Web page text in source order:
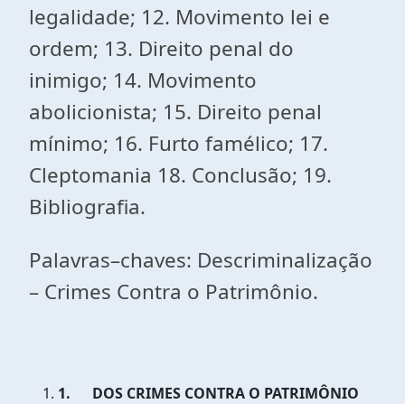
legalidade; 12. Movimento lei e
ordem; 13. Direito penal do
inimigo; 14. Movimento
abolicionista; 15. Direito penal
mínimo; 16. Furto famélico; 17.
Cleptomania 18. Conclusão; 19.
Bibliografia.
Palavras–chaves: Descriminalização
– Crimes Contra o Patrimônio.
1. DOS CRIMES CONTRA O PATRIMÔNIO